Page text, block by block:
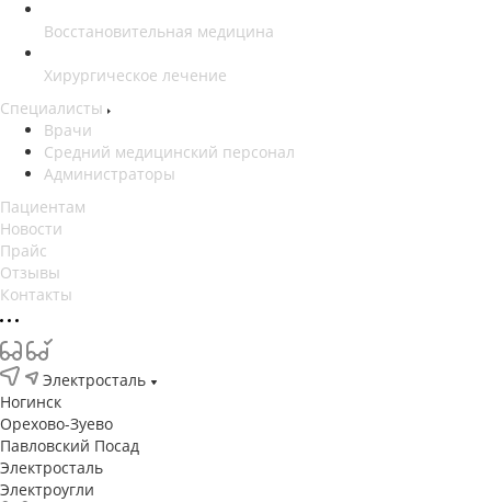
Восстановительная медицина
Хирургическое лечение
Специалисты
Врачи
Средний медицинский персонал
Администраторы
Пациентам
Новости
Прайс
Отзывы
Контакты
Электросталь
Ногинск
Орехово-Зуево
Павловский Посад
Электросталь
Электроугли